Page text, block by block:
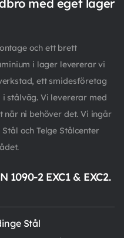
med eget lager
och ett brett
i lager levererar vi
ett smidesföretag
stålväg. Vi levererar med
ni behöver det. Vi ingår
och Telge Stålcenter
1090-2 EXC1 & EXC2.
Stål